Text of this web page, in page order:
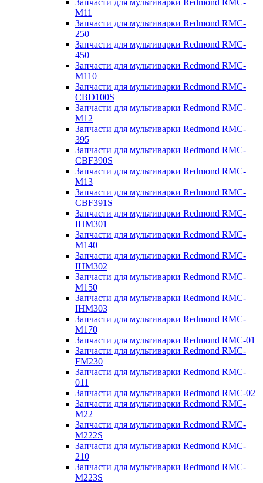
Запчасти для мультиварки Redmond RMC-
M11
Запчасти для мультиварки Redmond RMC-
250
Запчасти для мультиварки Redmond RMC-
450
Запчасти для мультиварки Redmond RMC-
M110
Запчасти для мультиварки Redmond RMC-
CBD100S
Запчасти для мультиварки Redmond RMC-
M12
Запчасти для мультиварки Redmond RMC-
395
Запчасти для мультиварки Redmond RMC-
CBF390S
Запчасти для мультиварки Redmond RMC-
M13
Запчасти для мультиварки Redmond RMC-
CBF391S
Запчасти для мультиварки Redmond RMC-
IHM301
Запчасти для мультиварки Redmond RMC-
M140
Запчасти для мультиварки Redmond RMC-
IHM302
Запчасти для мультиварки Redmond RMC-
M150
Запчасти для мультиварки Redmond RMC-
IHM303
Запчасти для мультиварки Redmond RMC-
M170
Запчасти для мультиварки Redmond RMC-01
Запчасти для мультиварки Redmond RMC-
FM230
Запчасти для мультиварки Redmond RMC-
011
Запчасти для мультиварки Redmond RMC-02
Запчасти для мультиварки Redmond RMC-
M22
Запчасти для мультиварки Redmond RMC-
M222S
Запчасти для мультиварки Redmond RMC-
210
Запчасти для мультиварки Redmond RMC-
M223S